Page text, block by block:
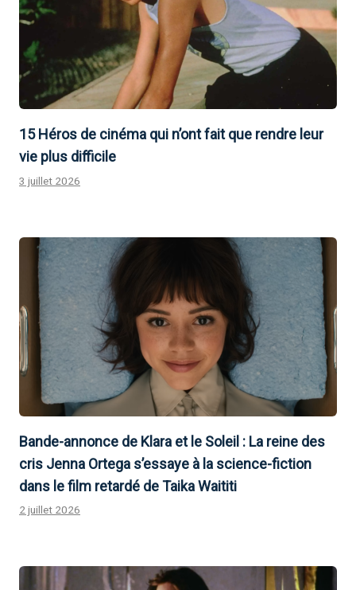
15 Héros de cinéma qui n’ont fait que rendre leur
vie plus difficile
3 juillet 2026
Bande-annonce de Klara et le Soleil : La reine des
cris Jenna Ortega s’essaye à la science-fiction
dans le film retardé de Taika Waititi
2 juillet 2026